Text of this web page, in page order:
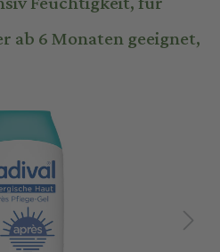
ab 6 Monaten geeignet,